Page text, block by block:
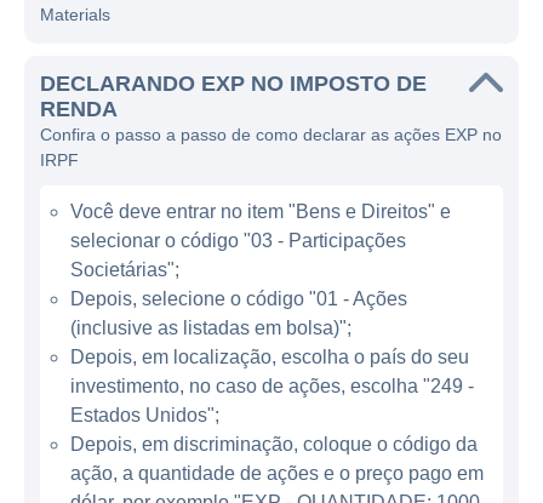
A Eagle Materials atua principalmente no
tanto ao mercado residencial quanto ao
comercial. Seus produtos são fundamentais
para a infraestrutura e construção de
disso, a empresa se destaca em oferecer
soluções de construção que atendem às
necessidades de durabilidade e desempenho
dos materiais utilizados.
ATUAÇÃO DA EAGLE MATERIALS
A empresa opera em diversas regiões dos
Estados Unidos, com várias unidades de
Materials
DECLARANDO EXP NO IMPOSTO DE
RENDA
Confira o passo a passo de como declarar as ações EXP no
IRPF
Você deve entrar no item "Bens e Direitos" e
selecionar o código "03 - Participações
Societárias";
Depois, selecione o código "01 - Ações
(inclusive as listadas em bolsa)";
Depois, em localização, escolha o país do seu
investimento, no caso de ações, escolha "249 -
Estados Unidos";
Depois, em discriminação, coloque o código da
ação, a quantidade de ações e o preço pago em